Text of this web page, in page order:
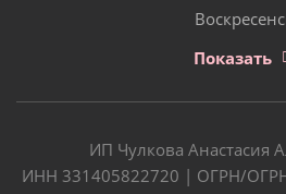
Показать
ИП Чулкова Анастасия
ИНН 331405822720 | ОГРН/